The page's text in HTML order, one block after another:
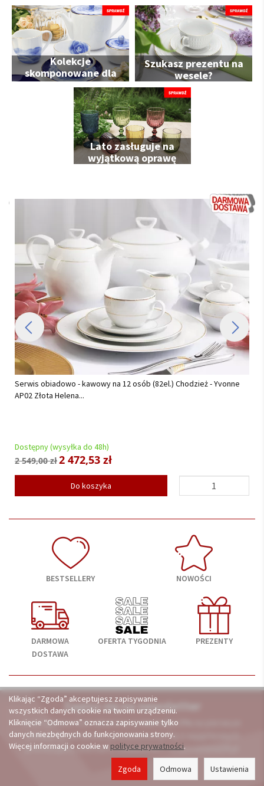
Kolekcje
skomponowane dla
Ciebie
Szukasz prezentu na
wesele?
Lato zasługuje na
wyjątkową oprawę
Serwis obiadowy na 12 osób (42el.) Chodzież - City AP03 Sonata
Platynowa...
Dostępny (wysyłka do 48h)
1 389,00 zł1 319,55 zł
Do koszyka
BESTSELLERY NOWOŚCI
DARMOWA
DOSTAWA
OFERTA TYGODNIA PREZENTY
Zapisz się na newsletter
A otrzymasz kod rabatowyo wartości 3%
zakupy. Dodatkowo, powiadomimy Cię o wyjątkowych
promocjach, ofertach i nowościach na porcelana24.pl
Klikając “Zgoda” akceptujesz zapisywanie
wszystkich danych cookie na twoim urządzeniu.
Kliknięcie “Odmowa” oznacza zapisywanie tylko
danych niezbędnych do funkcjonowania strony.
Więcej informacji o cookie w polityce prywatności.
Ustawienia
Odmowa
Zgoda